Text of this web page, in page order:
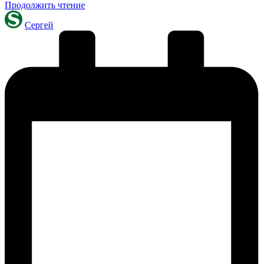
Продолжить чтение
Запись
от
Сергей